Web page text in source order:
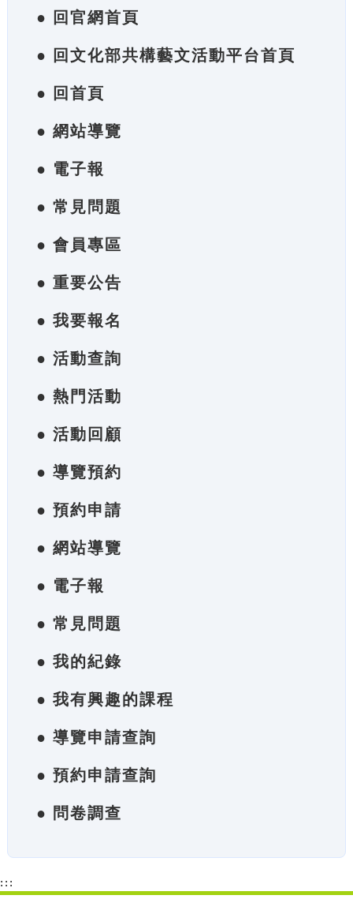
● 回官網首頁
● 回文化部共構藝文活動平台首頁
● 回首頁
● 網站導覽
● 電子報
● 常見問題
● 會員專區
● 重要公告
● 我要報名
● 活動查詢
● 熱門活動
● 活動回顧
● 導覽預約
● 預約申請
● 網站導覽
● 電子報
● 常見問題
● 我的紀錄
● 我有興趣的課程
● 導覽申請查詢
● 預約申請查詢
● 問卷調查
:::